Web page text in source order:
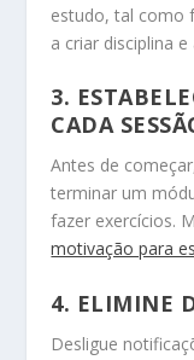
estudo, tal como
a criar disciplina
3.
CADA
Antes de
terminar um
fazer exercícios.
motivação para
4. ELIMINE
Desligue